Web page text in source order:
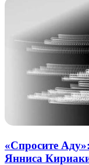
«Спросите
Янниса